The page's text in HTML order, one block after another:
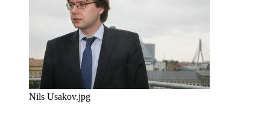
Nils Usakov.jpg